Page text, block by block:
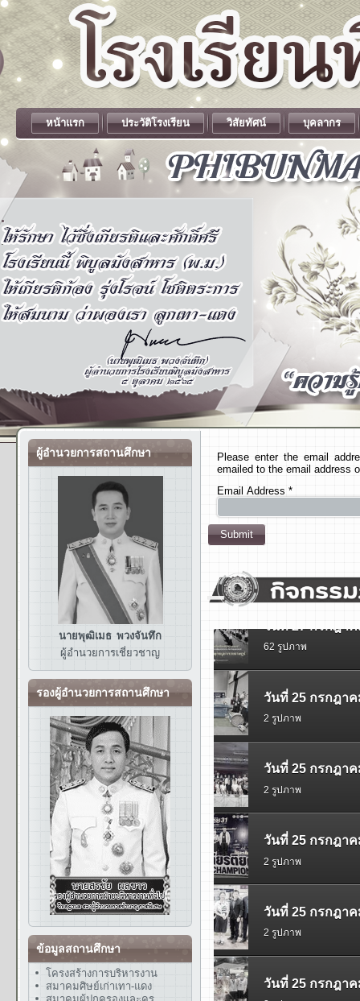
.
.
หน้าแรก ประวัติโรงเรียน วิสัยทัศน์ บุคลากร
ผู้อำนวยการสถานศึกษา
นายพุฒิเมธ พวงจันทึก
ผู้อำนวยการเชี่ยวชาญ
รองผู้อำนวยการสถานศึกษา
ข้อมูลสถานศึกษา
โครงสร้างการบริหารงาน
สมาคมศิษย์เก่าเทา-แดง
Please enter the email
emailed to the email address
Email Address *
Submit